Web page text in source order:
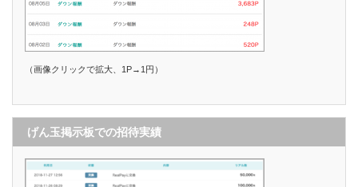
（画像クリックで拡大、1P→1円）
げん玉掲示板での招待実績